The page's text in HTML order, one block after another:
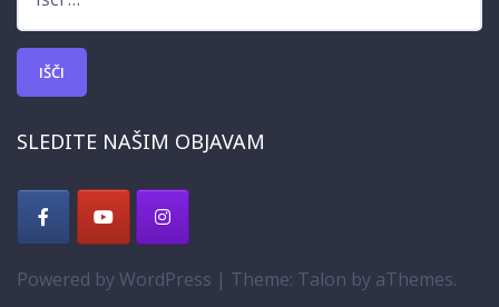
SLEDITE NAŠIM OBJAVAM
Powered by WordPress | Theme: Talon by aThemes.